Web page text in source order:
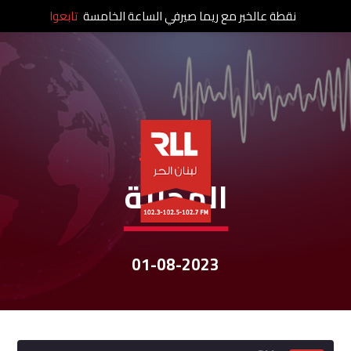
نشرات الأخبار
المحليّة
01-08-2023
نقطة عالخبر مع ريما صيرفي الساعة الخامسة تابعوا